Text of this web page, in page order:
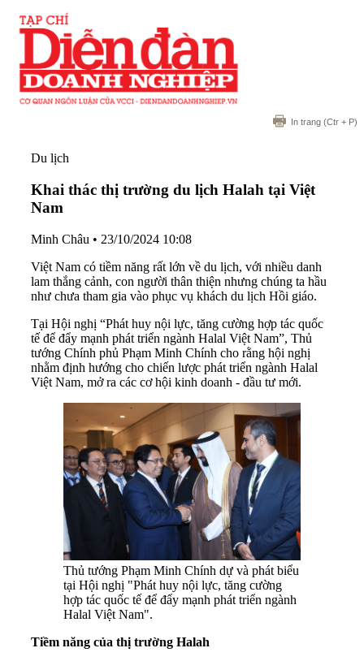
In trang (Ctr + P)
Du lịch
Khai thác thị trường du lịch Halah tại Việt
Nam
Minh Châu • 23/10/2024 10:08
Việt Nam có tiềm năng rất lớn về du lịch, với nhiều danh
lam thắng cảnh, con người thân thiện nhưng chúng ta hầu
như chưa tham gia vào phục vụ khách du lịch Hồi giáo.
Tại Hội nghị “Phát huy nội lực, tăng cường hợp tác quốc
tế để đẩy mạnh phát triển ngành Halal Việt Nam”, Thủ
tướng Chính phủ Phạm Minh Chính cho rằng hội nghị
nhằm định hướng cho chiến lược phát triển ngành Halal
Việt Nam, mở ra các cơ hội kinh doanh - đầu tư mới.
Thủ tướng Phạm Minh Chính dự và phát biểu
tại Hội nghị "Phát huy nội lực, tăng cường
hợp tác quốc tế để đẩy mạnh phát triển ngành
Halal Việt Nam".
Tiềm năng của thị trường Halah